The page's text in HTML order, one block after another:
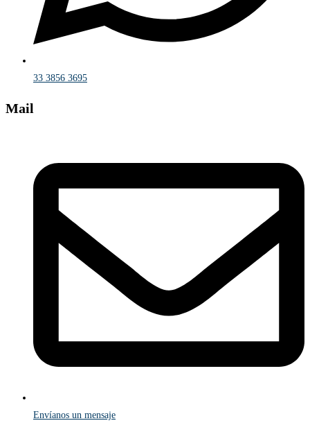
33 3856 3695
Mail
Envíanos un mensaje